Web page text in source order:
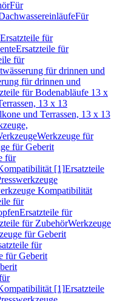
Für
Für
Ersatzteile für
Ersatzteile für
für
für drinnen und
für drinnen und
für Bodenabläufe 13 x
13 x 13
und Terrassen, 13 x 13
Werkzeuge für
für Geberit
für
[1]Ersatzteile
Kompatibilität
für
Ersatzteile für
für ZubehörWerkzeuge
für Geberit
für
für Geberit
[1]Ersatzteile